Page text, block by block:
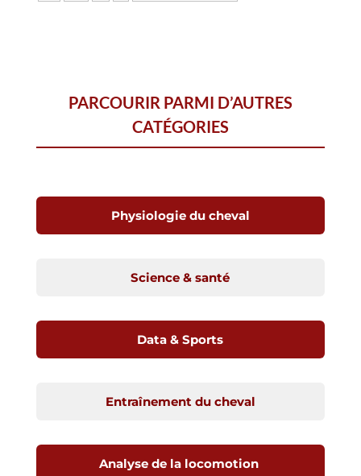
PARCOURIR PARMI D’AUTRES
CATÉGORIES
Physiologie du cheval
Science & santé
Data & Sports
Entraînement du cheval
Analyse de la locomotion